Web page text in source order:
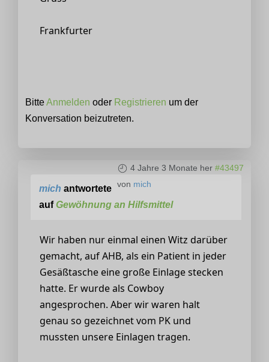
Frankfurter
BitteAnmelden oder Registrieren um der
Konversation beizutreten.
4 Jahre 3 Monate her #43497
von mich
mich antwortete
aufGewöhnung an Hilfsmittel
Wir haben nur einmal einen Witz darüber
gemacht, auf AHB, als ein Patient in jeder
Gesäßtasche eine große Einlage stecken
hatte. Er wurde als Cowboy
angesprochen. Aber wir waren halt
genau so gezeichnet vom PK und
mussten unsere Einlagen tragen.